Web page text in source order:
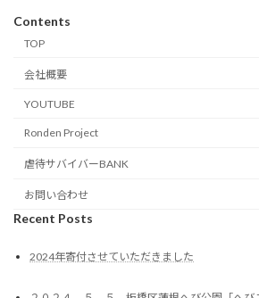
Contents
TOP
会社概要
YOUTUBE
Ronden Project
虐待サバイバーBANK
お問い合わせ
Recent Posts
2024年寄付させていただきました